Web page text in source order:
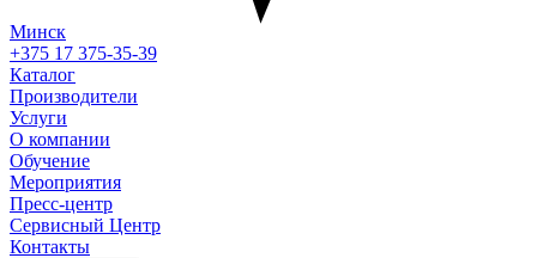
Минск
+375 17 375-35-39
Каталог
Производители
Услуги
О компании
Обучение
Мероприятия
Пресс-центр
Сервисный Центр
Контакты